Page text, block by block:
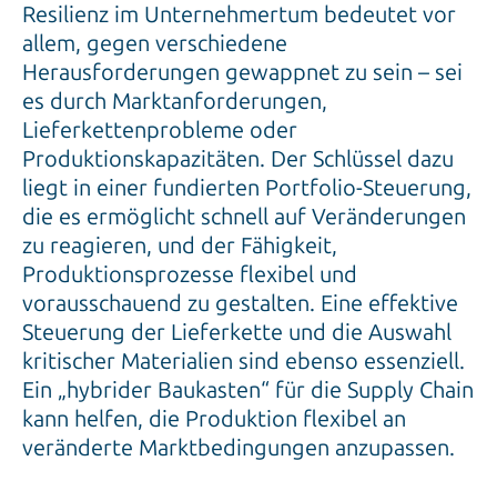
Resilienz im Unternehmertum bedeutet vor
allem, gegen verschiedene
Herausforderungen gewappnet zu sein – sei
es durch Marktanforderungen,
Lieferkettenprobleme oder
Produktionskapazitäten. Der Schlüssel dazu
liegt in einer fundierten Portfolio-Steuerung,
die es ermöglicht schnell auf Veränderungen
zu reagieren, und der Fähigkeit,
Produktionsprozesse flexibel und
vorausschauend zu gestalten. Eine effektive
Steuerung der Lieferkette und die Auswahl
kritischer Materialien sind ebenso essenziell.
Ein „hybrider Baukasten“ für die Supply Chain
kann helfen, die Produktion flexibel an
veränderte Marktbedingungen anzupassen.